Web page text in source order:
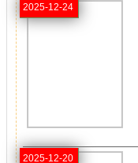
2025-12-24
2025-12-20